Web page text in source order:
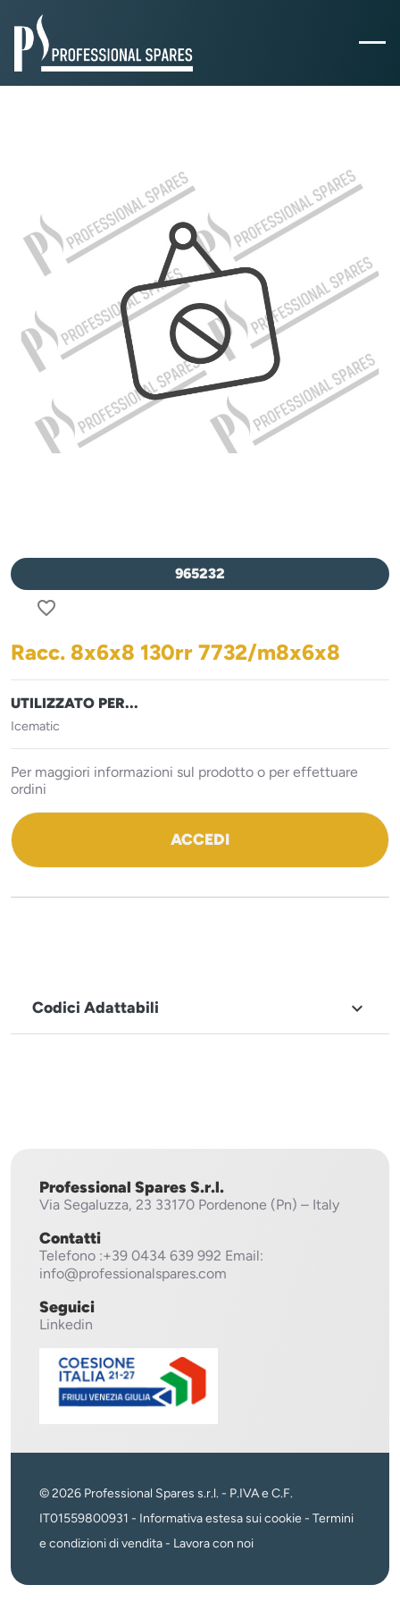
965232
favorite_border
Racc. 8x6x8 130rr 7732/m8x6x8
UTILIZZATO PER...
Icematic
Per maggiori informazioni sul prodotto o per effettuare
ordini
ACCEDI
Codici Adattabili 
Professional Spares S.r.l.
Via Segaluzza, 23 33170 Pordenone (Pn) – Italy
Contatti
Telefono :+39 0434 639 992 Email:
info@professionalspares.com
Seguici
Linkedin
© 2026 Professional Spares s.r.l. - P.IVA e C.F.
IT01559800931 - Informativa estesa sui cookie - Termini
e condizioni di vendita- Lavora con noi